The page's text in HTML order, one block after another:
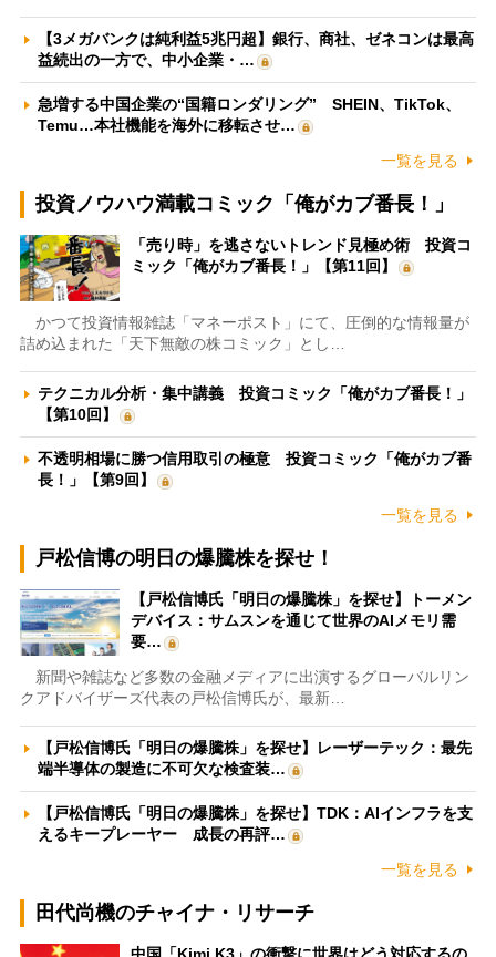
【3メガバンクは純利益5兆円超】銀行、商社、ゼネコンは最高
益続出の一方で、中小企業・…
急増する中国企業の“国籍ロンダリング” SHEIN、TikTok、
Temu…本社機能を海外に移転させ…
一覧を見る
投資ノウハウ満載コミック「俺がカブ番長！」
「売り時」を逃さないトレンド見極め術 投資コ
ミック「俺がカブ番長！」【第11回】
かつて投資情報雑誌「マネーポスト」にて、圧倒的な情報量が
詰め込まれた「天下無敵の株コミック」とし…
テクニカル分析・集中講義 投資コミック「俺がカブ番長！」
【第10回】
不透明相場に勝つ信用取引の極意 投資コミック「俺がカブ番
長！」【第9回】
一覧を見る
戸松信博の明日の爆騰株を探せ！
【戸松信博氏「明日の爆騰株」を探せ】トーメン
デバイス：サムスンを通じて世界のAIメモリ需
要…
新聞や雑誌など多数の金融メディアに出演するグローバルリン
クアドバイザーズ代表の戸松信博氏が、最新…
【戸松信博氏「明日の爆騰株」を探せ】レーザーテック：最先
端半導体の製造に不可欠な検査装…
【戸松信博氏「明日の爆騰株」を探せ】TDK：AIインフラを支
えるキープレーヤー 成長の再評…
一覧を見る
田代尚機のチャイナ・リサーチ